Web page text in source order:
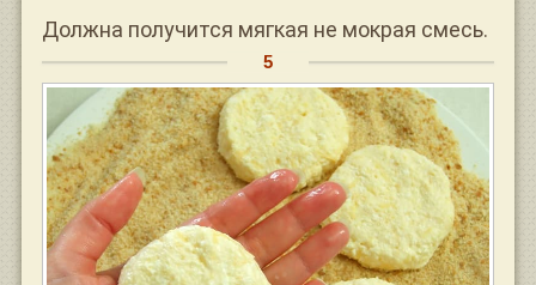
Должна получится мягкая не мокрая смесь.